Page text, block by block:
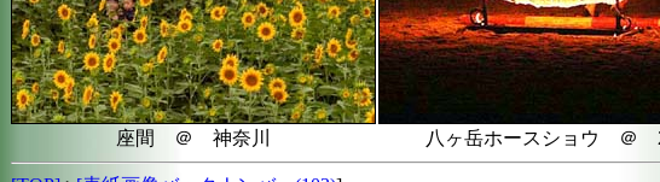
座間 ＠ 神奈川 八ヶ岳ホースショウ ＠